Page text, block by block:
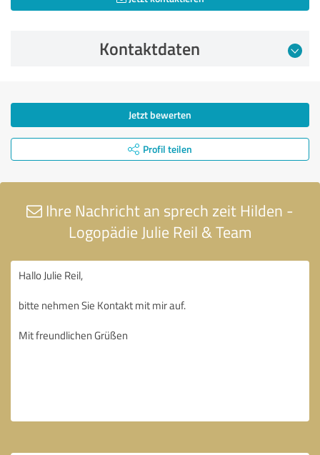
Kontaktdaten
Jetzt bewerten
Profil teilen
Ihre Nachricht an sprech zeit Hilden -
Logopädie Julie Reil & Team